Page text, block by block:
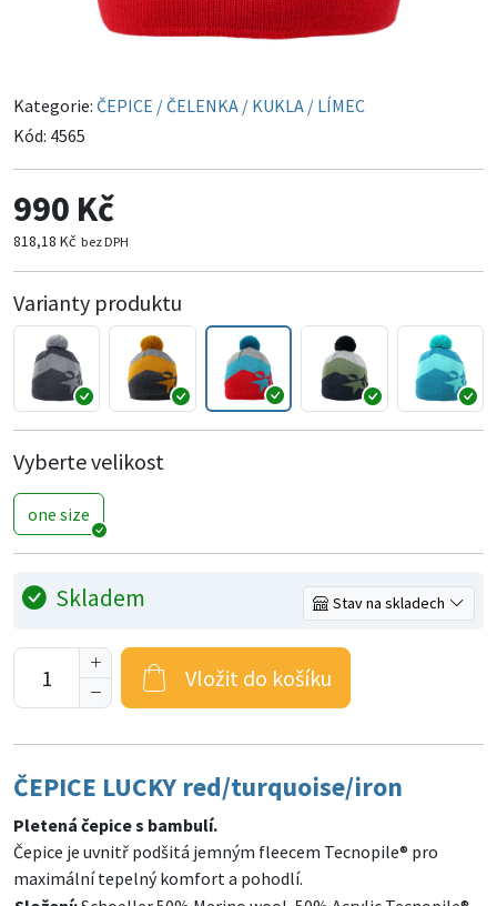
Kategorie: ČEPICE / ČELENKA / KUKLA / LÍMEC
Kód: 4565
990 Kč
818,18 Kč bez DPH
Varianty produktu
Vyberte velikost
one size
Skladem Stav na skladech
Vložit do košíku
ČEPICE LUCKY red/turquoise/iron
Pletená čepice s bambulí.
Čepice je uvnitř podšitá jemným fleecem Tecnopile® pro
maximální tepelný komfort a pohodlí.